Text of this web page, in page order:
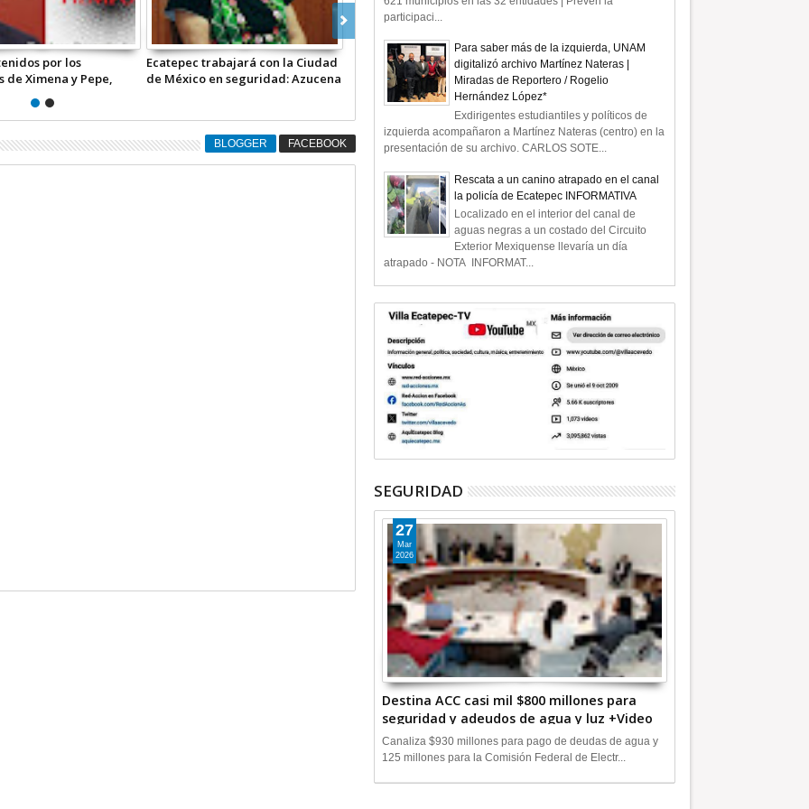
entre
Ecatepec y Ciudad
en 2025: Encinas
La morenista Clara Brugada ganó
holgada, el gobierno de la
BLOGGER FACEBOOK
participaci...
Para saber más de la izquierda, UNAM
digitalizó archivo Martínez Nateras |
Miradas de Reportero / Rogelio
Hernández López*
Exdirigentes estudiantiles y políticos de
izquierda acompañaron a Martínez Nateras (centro) en la
presentación de su archivo. CARLOS SOTE...
Rescata a un canino atrapado en el canal
la policía de Ecatepec INFORMATIVA
Localizado en el interior del canal de
aguas negras a un costado del Circuito
Exterior Mexiquense llevaría un día
atrapado - NOTA INFORMAT...
SEGURIDAD
Destina ACC casi mil $800 millones para
seguridad y adeudos de agua y luz +Video
27
Mar
2026
Canaliza $930 millones para pago de deudas de agua y
125 millones para la Comisión Federal de Electr...